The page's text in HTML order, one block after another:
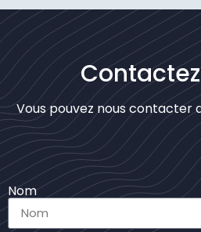
Vous pouvez nous contacter
Nom